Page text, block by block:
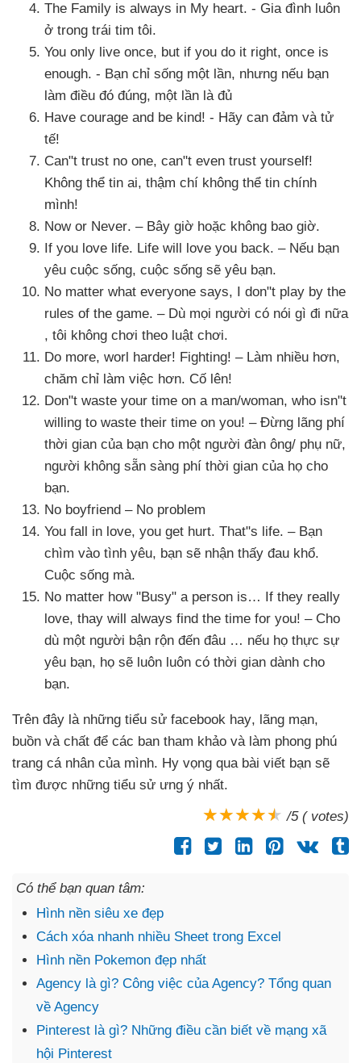
The Family is always in My heart. - Gia đình luôn
ở trong trái tim tôi.
You only live once, but if you do it right, once is
enough. - Bạn chỉ sống một lần, nhưng nếu bạn
làm điều đó đúng, một lần là đủ
Have courage and be kind! - Hãy can đảm và tử
tế!
Can"t trust no one, can"t even trust yourself!
Không thể tin ai, thậm chí không thể tin chính
mình!
Now or Never. – Bây giờ hoặc không bao giờ.
If you love life. Life will love you back. – Nếu bạn
yêu cuộc sống, cuộc sống sẽ yêu bạn.
No matter what everyone says, I don"t play by the
rules of the game. – Dù mọi người có nói gì đi nữa
, tôi không chơi theo luật chơi.
Do more, worl harder! Fighting! – Làm nhiều hơn,
chăm chỉ làm việc hơn. Cố lên!
Don"t waste your time on a man/woman, who isn"t
willing to waste their time on you! – Đừng lãng phí
thời gian của bạn cho một người đàn ông/ phụ nữ,
người không sẵn sàng phí thời gian của họ cho
bạn.
No boyfriend – No problem
You fall in love, you get hurt. That"s life. – Bạn
chìm vào tình yêu, bạn sẽ nhận thấy đau khổ.
Cuộc sống mà.
No matter how "Busy" a person is… If they really
love, thay will always find the time for you! – Cho
dù một người bận rộn đến đâu … nếu họ thực sự
yêu bạn, họ sẽ luôn luôn có thời gian dành cho
bạn.
Trên đây là những tiểu sử facebook hay, lãng mạn,
buồn và chất để các ban tham khảo và làm phong phú
trang cá nhân của mình. Hy vọng qua bài viết bạn sẽ
tìm được những tiểu sử ưng ý nhất.
/5 ( votes)
Có thể bạn quan tâm:
Hình nền siêu xe đẹp
Cách xóa nhanh nhiều Sheet trong Excel
Hình nền Pokemon đẹp nhất
Agency là gì? Công việc của Agency? Tổng quan
về Agency
Pinterest là gì? Những điều cần biết về mạng xã
hội Pinterest